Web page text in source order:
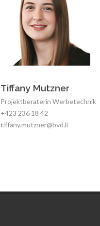
Tiffany Mutzner
Projektberaterin Werbetechnik
+423 236 18 42
tiffany.mutzner@bvd.li